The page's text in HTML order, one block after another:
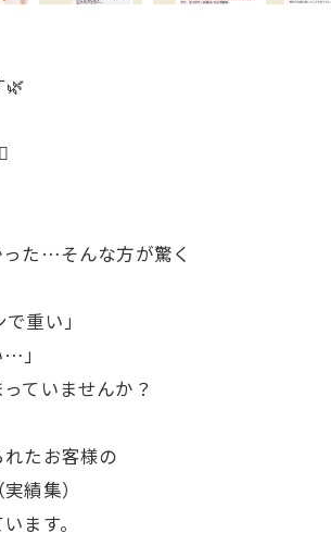
🌿
た…そんな方が驚く
重い」
」
ていませんか？
たお客様の
績集）
ます。